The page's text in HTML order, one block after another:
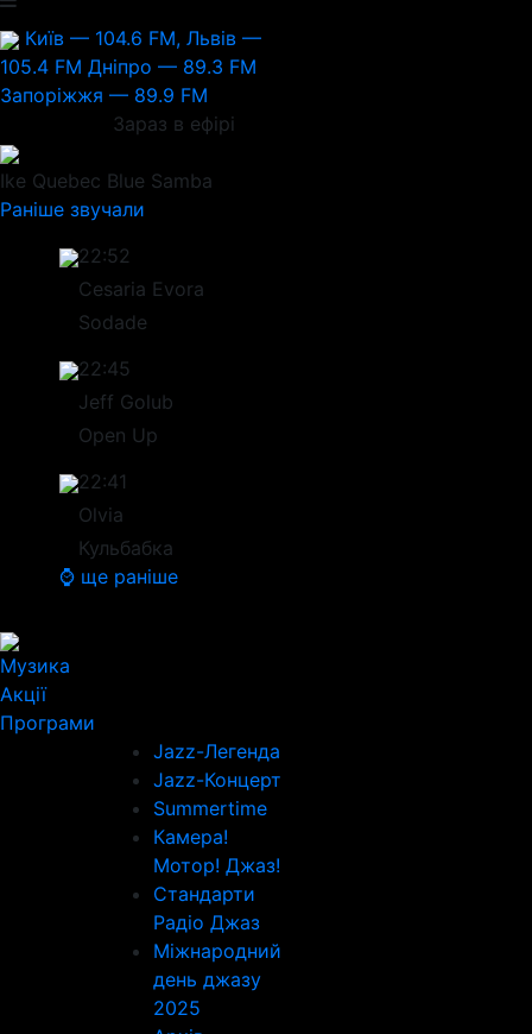
Київ — 104.6 FM, Львів —
105.4 FM Дніпро — 89.3 FM
Запоріжжя — 89.9 FM
Зараз в ефірі
Ike Quebec Blue Samba
Раніше звучали
22:52
Cesaria Evora
Sodade
22:45
Jeff Golub
Open Up
22:41
Olvia
Кульбабка
⌚ ще раніше
Музика
Акції
Програми
Jazz-Легенда
Jazz-Концерт
Summertime
Камера!
Мотор! Джаз!
Стандарти
Радіо Джаз
Міжнародний
день джазу
2025